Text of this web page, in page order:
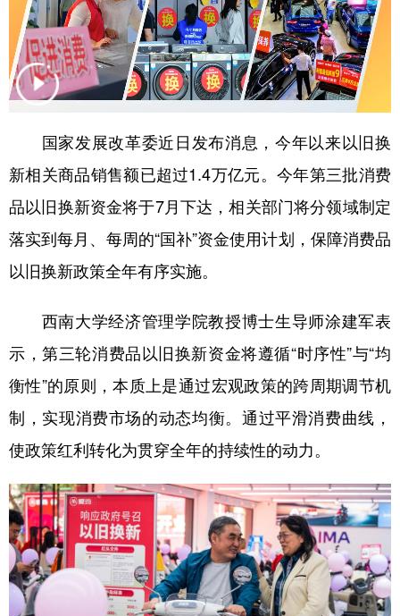
访谈 视频 图片 政务
法律 中央文件 金融 汽车
食品 人居 信息化 数字经济
公益 一带一路 亚太网 上市公司
文化产业
北京 天津 河北 山西
辽宁 吉林 上海 江苏
浙江 安徽 福建
山东 河南 湖北 湖南
广东 广西 海南 重庆
四川 贵州 云南 西藏
甘肃 青海 宁夏
国家发展改革委近日发布消息，今年以来以旧换
新相关商品销售额已超过1.4万亿元。今年第三批消费
品以旧换新资金将于7月下达，相关部门将分领域制定
落实到每月、每周的“国补”资金使用计划，保障消费品
以旧换新政策全年有序实施。
西南大学经济管理学院教授博士生导师涂建军表
示，第三轮消费品以旧换新资金将遵循“时序性”与“均
衡性”的原则，本质上是通过宏观政策的跨周期调节机
制，实现消费市场的动态均衡。通过平滑消费曲线，
使政策红利转化为贯穿全年的持续性的动力。